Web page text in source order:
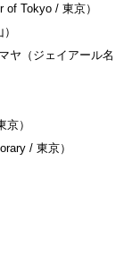
Tokyo / 東京）
ヤ（ジェイアール名
）
/ 東京）